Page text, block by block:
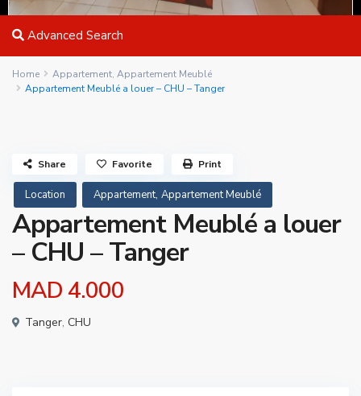
Advanced Search
Home Appartement, Appartement Meublé
Appartement Meublé a louer – CHU – Tanger
Location Appartement, Appartement Meublé
Appartement Meublé a louer
– CHU – Tanger
MAD 4.000
Tanger, CHU
Share Favorite Print